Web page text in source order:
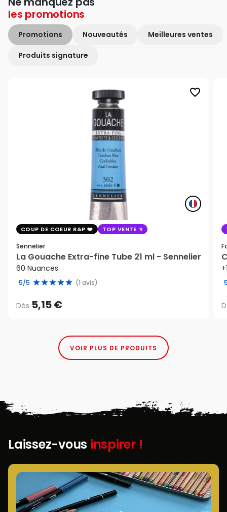
les promotions
Promotions Nouveautés Meilleures ventes
Produits signature
favorite_border
COUP DE COEUR R&P TOP VENTE
Sennelier
La Gouache Extra-fine Tube 21 ml - Sennelier
60 Nuances
5/5 (1 avis)
Dès 5,15 €
VOIR PLUS DE PRODUITS
Laissez-vous inspirer !